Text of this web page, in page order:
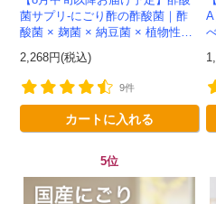
菌サプリ-にごり酢の酢酸菌｜酢
酸菌 × 麹菌 × 納豆菌 × 植物性乳
酸菌20兆個を一粒に凝縮-かわし
ま屋-モニター追加20...
2,268円(税込)
9件
カートに入れる
A
5位